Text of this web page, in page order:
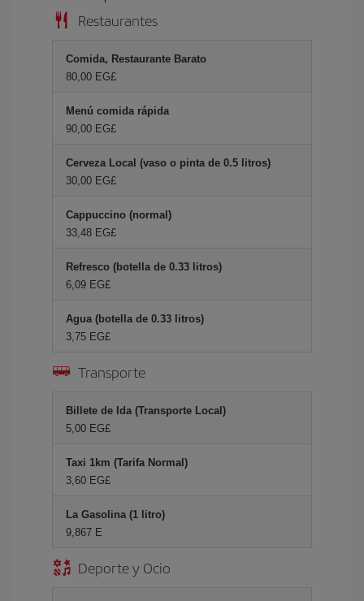
Restaurantes
Comida, Restaurante Barato
80,00 EG£
Menú comida rápida
90,00 EG£
Cerveza Local (vaso o pinta de 0.5 litros)
30,00 EG£
Cappuccino (normal)
33,48 EG£
Refresco (botella de 0.33 litros)
6,09 EG£
Agua (botella de 0.33 litros)
3,75 EG£
Transporte
Billete de Ida (Transporte Local)
5,00 EG£
Taxi 1km (Tarifa Normal)
3,60 EG£
La Gasolina (1 litro)
9,867 E
Deporte y Ocio